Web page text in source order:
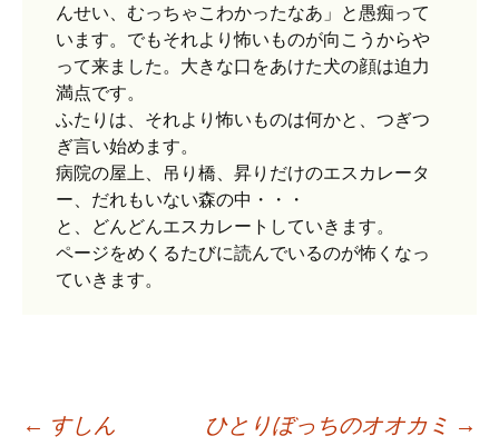
んせい、むっちゃこわかったなあ」と愚痴って
います。でもそれより怖いものが向こうからや
って来ました。大きな口をあけた犬の顔は迫力
満点です。
ふたりは、それより怖いものは何かと、つぎつ
ぎ言い始めます。
病院の屋上、吊り橋、昇りだけのエスカレータ
ー、だれもいない森の中・・・
と、どんどんエスカレートしていきます。
ページをめくるたびに読んでいるのが怖くなっ
ていきます。
← すしん ひとりぼっちのオオカミ →